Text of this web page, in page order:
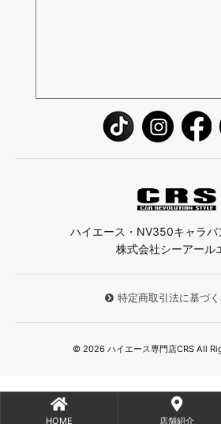
ハイエース・NV350キャラバ
株式会社シーアール
特定商取引法に基づ
© 2026 ハイエース専門店CRS All
HOME 店舗紹介